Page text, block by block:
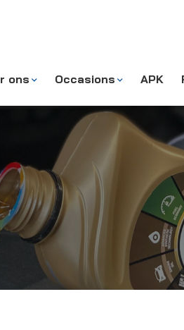
ons Occasions APK